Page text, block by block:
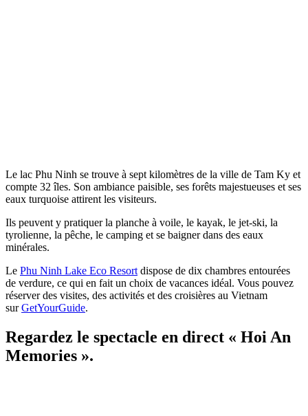
Le lac Phu Ninh se trouve à sept kilomètres de la ville de Tam Ky et
compte 32 îles. Son ambiance paisible, ses forêts majestueuses et ses
eaux turquoise attirent les visiteurs.
Ils peuvent y pratiquer la planche à voile, le kayak, le jet-ski, la
tyrolienne, la pêche, le camping et se baigner dans des eaux
minérales.
Le Phu Ninh Lake Eco Resort dispose de dix chambres entourées
de verdure, ce qui en fait un choix de vacances idéal. Vous pouvez
réserver des visites, des activités et des croisières au Vietnam
surGetYourGuide.
Regardez le spectacle en direct « Hoi An
Memories ».